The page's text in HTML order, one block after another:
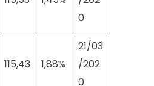
0
115,43 1,88%
21/03
/202
0